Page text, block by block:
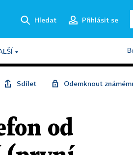
Hledat Přihlásit se
Sdílet Odemknout
od